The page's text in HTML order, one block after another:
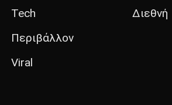
Tech
Περιβάλλον
Viral
Διεθνή